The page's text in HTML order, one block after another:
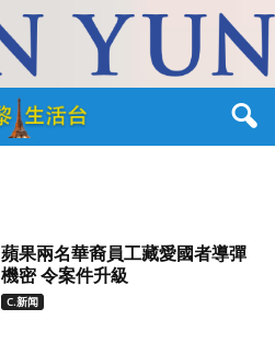
蘋果兩名華裔員工藏愛國者導彈
機密 令案件升級
C.新闻